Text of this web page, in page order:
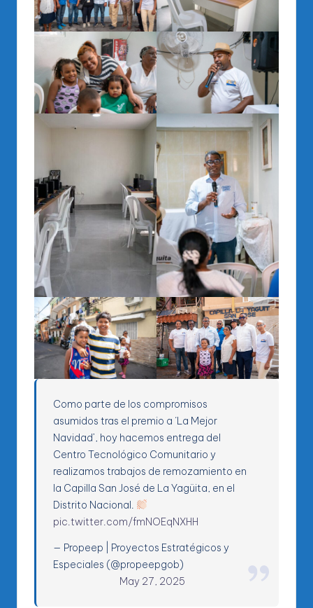
Como parte de los compromisos
asumidos tras el premio a ‘La Mejor
Navidad’, hoy hacemos entrega del
Centro Tecnológico Comunitario y
realizamos trabajos de remozamiento en
la Capilla San José de La Yagüita, en el
Distrito Nacional.
pic.twitter.com/fmNOEqNXHH
— Propeep | Proyectos Estratégicos y
Especiales (@propeepgob)
May 27, 2025